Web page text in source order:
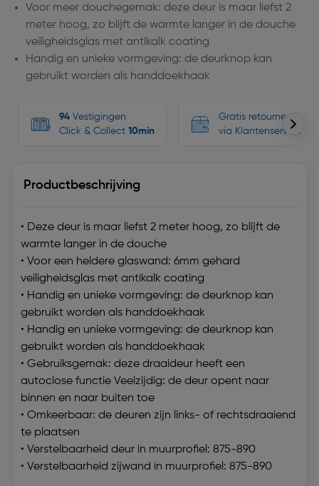
Voor meer douchegemak: deze deur is maar liefst 2
meter hoog, zo blijft de warmte langer in de douche
veiligheidsglas met antikalk coating
Handig en unieke vormgeving: de deurknop kan
gebruikt worden als handdoekhaak
94 Vestigingen
Click & Collect 10min
Gratis retourneren,
via Klantenservice
Productbeschrijving
• Deze deur is maar liefst 2 meter hoog, zo blijft de
warmte langer in de douche
• Voor een heldere glaswand: 6mm gehard
veiligheidsglas met antikalk coating
• Handig en unieke vormgeving: de deurknop kan
gebruikt worden als handdoekhaak
• Handig en unieke vormgeving: de deurknop kan
gebruikt worden als handdoekhaak
• Gebruiksgemak: deze draaideur heeft een
autoclose functie Veelzijdig: de deur opent naar
binnen en naar buiten toe
• Omkeerbaar: de deuren zijn links- of rechtsdraaiend
te plaatsen
• Verstelbaarheid deur in muurprofiel: 875-890
• Verstelbaarheid zijwand in muurprofiel: 875-890